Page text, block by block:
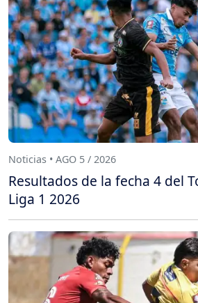
Noticias • AGO 5 / 2026
Resultados de la fecha 4 del
Liga 1 2026